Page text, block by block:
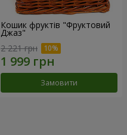
Кошик фруктів "Фруктовий
Джаз"
2 221 грн
Замовити